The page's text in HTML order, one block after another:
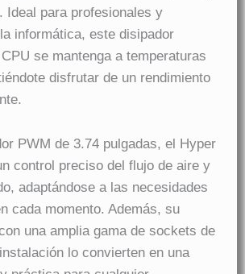
Ideal para profesionales y
informática, este disipador
se mantenga a temperaturas
disfrutar de un rendimiento
PWM de 3.74 pulgadas, el Hyper
control preciso del flujo de aire y
adaptándose a las necesidades
cada momento. Además, su
una amplia gama de sockets de
lo convierten en una